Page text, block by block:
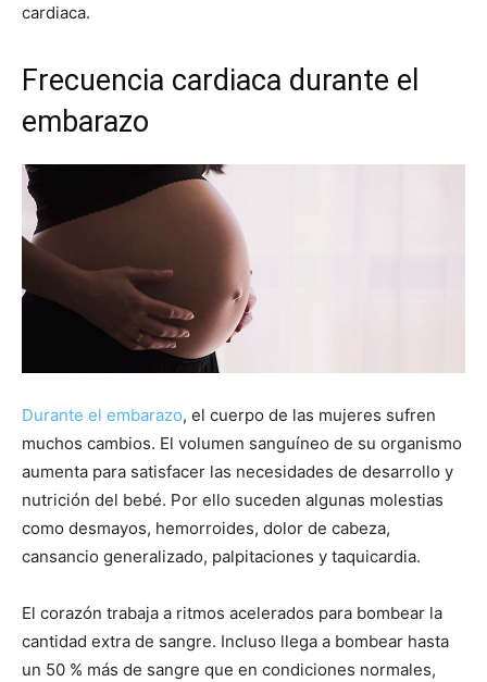
cardiaca.
Frecuencia cardiaca durante el
embarazo
Durante el embarazo, el cuerpo de las mujeres sufren
muchos cambios. El volumen sanguíneo de su organismo
aumenta para satisfacer las necesidades de desarrollo y
nutrición del bebé. Por ello suceden algunas molestias
como desmayos, hemorroides, dolor de cabeza,
cansancio generalizado, palpitaciones y taquicardia.
El corazón trabaja a ritmos acelerados para bombear la
cantidad extra de sangre. Incluso llega a bombear hasta
un 50 % más de sangre que en condiciones normales,